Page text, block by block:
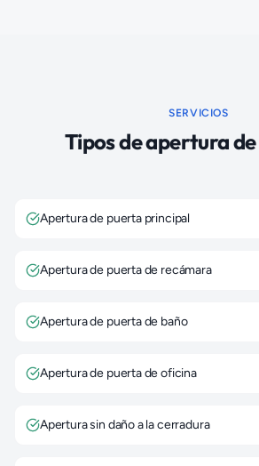
SERVICIOS
Tipos de apertura
Apertura de puerta principal
Apertura de puerta de recámara
Apertura de puerta de baño
Apertura de puerta de oficina
Apertura sin daño a la cerradura